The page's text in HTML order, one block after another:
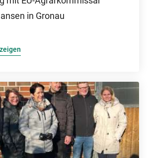
in Gronau